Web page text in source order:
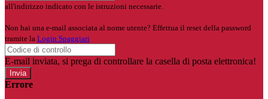
all'indirizzo indicato con le istruzioni necessarie.
Non hai una e-mail associata al nome utente? Effettua il reset della password
tramite la Login Spaggiari
E-mail inviata, si prega di controllare la casella di posta elettronica!
Errore